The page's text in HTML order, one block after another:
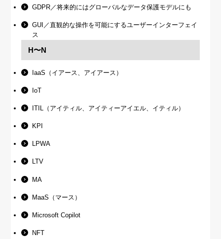
GDPR／将来的にはグローバルなデータ保護モデルにも
GUI／直観的な操作を可能にするユーザーインターフェイ
ス
H〜N
IaaS（イアース、アイアース）
IoT
ITIL（アイティル、アイティーアイエル、イティル）
KPI
LPWA
LTV
MA
MaaS（マース）
Microsoft Copilot
NFT